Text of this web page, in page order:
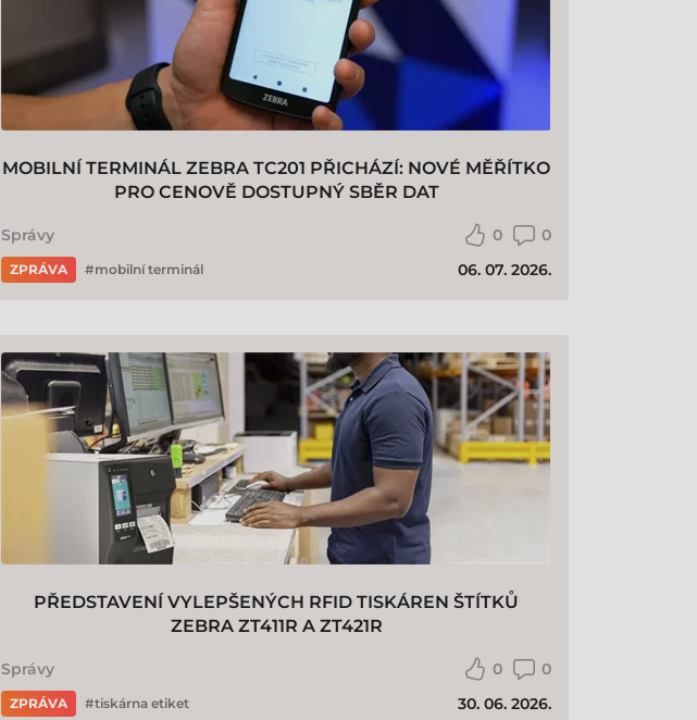
MOBILNÍ TERMINÁL ZEBRA TC201 PŘICHÁZÍ: NOVÉ MĚŘÍTKO
PRO CENOVĚ DOSTUPNÝ SBĚR DAT
Správy 0 0
ZPRÁVA mobilní terminál 06. 07. 2026.
PŘEDSTAVENÍ VYLEPŠENÝCH RFID TISKÁREN ŠTÍTKŮ
ZEBRA ZT411R A ZT421R
Správy 0 0
ZPRÁVA tiskárna etiket 30. 06. 2026.